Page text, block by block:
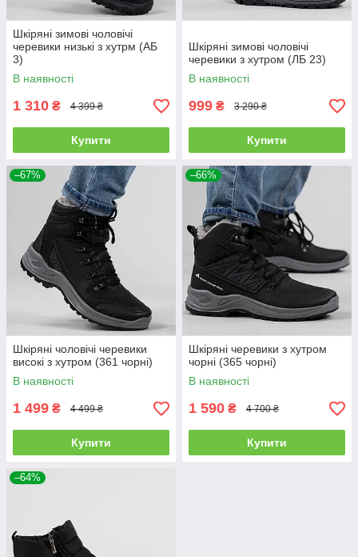
Шкіряні зимові чоловічі
черевики низькі з хутрм (АБ
3)
В наявності
1 310 ₴ 4 399 ₴
Купити
Шкіряні зимові чоловічі
черевики з хутром (ЛБ 23)
В наявності
999 ₴ 3 290 ₴
Купити
–67%
Шкіряні чоловічі черевики
високі з хутром (361 чорні)
В наявності
1 499 ₴ 4 499 ₴
Купити
–66%
Шкіряні черевики з хутром
чорні (365 чорні)
В наявності
1 590 ₴ 4 700 ₴
Купити
–64%